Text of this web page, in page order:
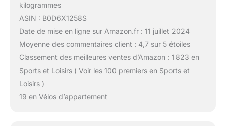
kilogrammes
ASIN : B0D6X1258S
Date de mise en ligne sur Amazon.fr : 11 juillet 2024
Moyenne des commentaires client : 4,7 sur 5 étoiles
Classement des meilleures ventes d’Amazon : 1 823 en
Sports et Loisirs ( Voir les 100 premiers en Sports et
Loisirs )
19 en Vélos d’appartement